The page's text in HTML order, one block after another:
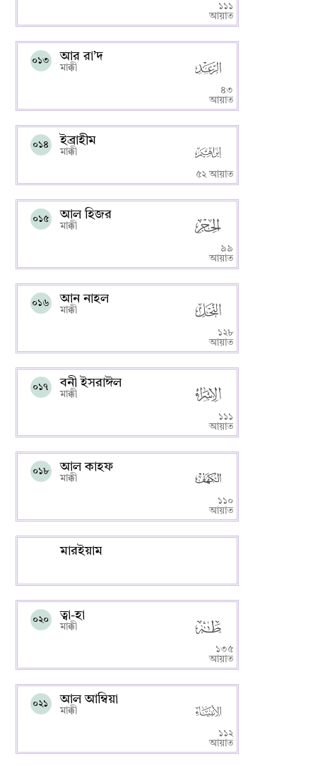
১১১
আয়াত
০১৩ আর রা’দ
মাক্কী
৪৩
আয়াত
০১৪ ইব্রাহীম
মাক্কী
৫২ আয়াত
০১৫ আল হিজর
মাক্কী
৯৯
আয়াত
০১৬ আন নাহল
মাক্কী
১২৮
আয়াত
০১৭ বনী ইসরাঈল
মাক্কী
১১১
আয়াত
০১৮ আল কাহফ
মাক্কী
১১০
আয়াত
মারইয়াম
০২০ ত্বা-হা
মাক্কী
১৩৫
আয়াত
০২১ আল আম্বিয়া
মাক্কী
১১২
আয়াত